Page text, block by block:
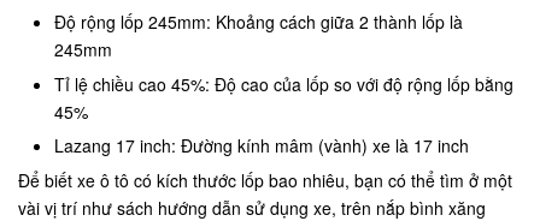
Độ rộng lốp 245mm: Khoảng cách giữa 2 thành lốp là
245mm
Tỉ lệ chiều cao 45%: Độ cao của lốp so với độ rộng lốp bằng
45%
Lazang 17 inch: Đường kính mâm (vành) xe là 17 inch
Để biết xe ô tô có kích thước lốp bao nhiêu, bạn có thể tìm ở một
vài vị trí như sách hướng dẫn sử dụng xe, trên nắp bình xăng